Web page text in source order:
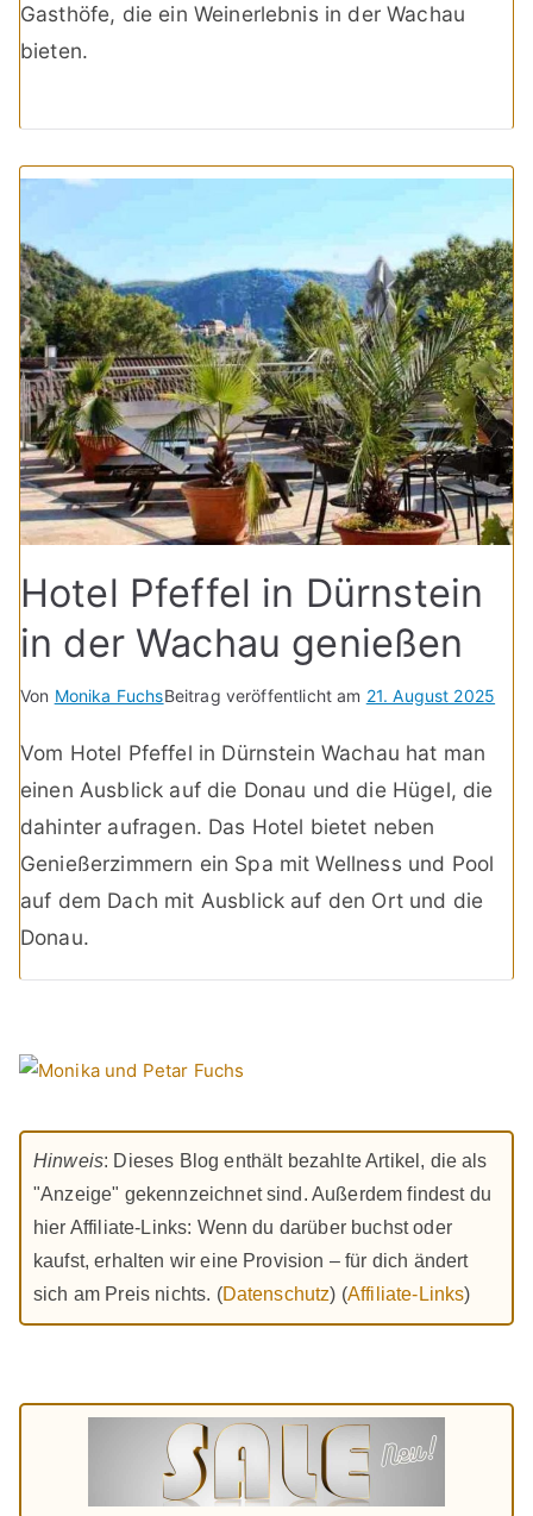
Gasthöfe, die ein Weinerlebnis in der Wachau
bieten.
Hotel Pfeffel in Dürnstein
in der Wachau genießen
Von Monika FuchsBeitrag veröffentlicht am 21. August 2025
Vom Hotel Pfeffel in Dürnstein Wachau hat man
einen Ausblick auf die Donau und die Hügel, die
dahinter aufragen. Das Hotel bietet neben
Genießerzimmern ein Spa mit Wellness und Pool
auf dem Dach mit Ausblick auf den Ort und die
Donau.
Hinweis: Dieses Blog enthält bezahlte Artikel, die als
"Anzeige" gekennzeichnet sind. Außerdem findest du
hier Affiliate-Links: Wenn du darüber buchst oder
kaufst, erhalten wir eine Provision – für dich ändert
sich am Preis nichts. (Datenschutz) (Affiliate-Links)